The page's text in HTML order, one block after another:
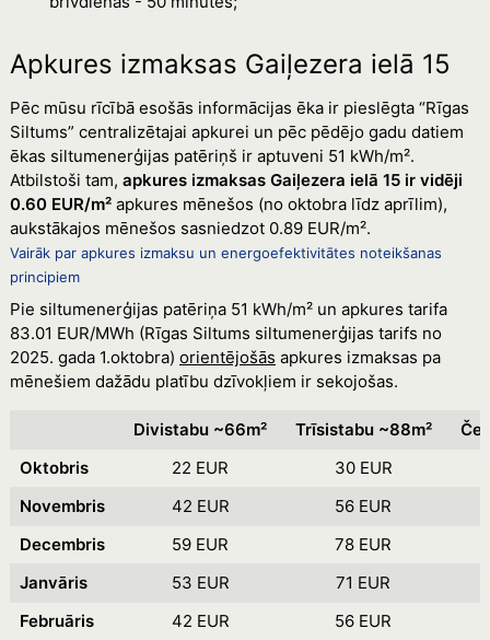
Apkures izmaksas Gaiļezera ielā 15
Pēc mūsu rīcībā esošās informācijas ēka ir pieslēgta “Rīgas
Siltums” centralizētajai apkurei un pēc pēdējo gadu datiem
ēkas siltumenerģijas patēriņš ir aptuveni 51 kWh/m².
Atbilstoši tam, apkures izmaksas Gaiļezera ielā 15 ir vidēji
0.60 EUR/m²apkures mēnešos (no oktobra līdz aprīlim),
aukstākajos mēnešos sasniedzot 0.89 EUR/m².
Vairāk par apkures izmaksu un energoefektivitātes noteikšanas
principiem
Pie siltumenerģijas patēriņa 51 kWh/m² un apkures tarifa
83.01 EUR/MWh (Rīgas Siltums siltumenerģijas tarifs no
2025. gada 1.oktobra) orientējošās apkures izmaksas pa
mēnešiem dažādu platību dzīvokļiem ir sekojošas.
Divistabu ~66m² Trīsistabu ~88m²
Oktobris
22 EUR
30 EUR
Novembris
42 EUR
56 EUR
Decembris
59 EUR
78 EUR
Janvāris
53 EUR
71 EUR
Februāris
42 EUR
56 EUR